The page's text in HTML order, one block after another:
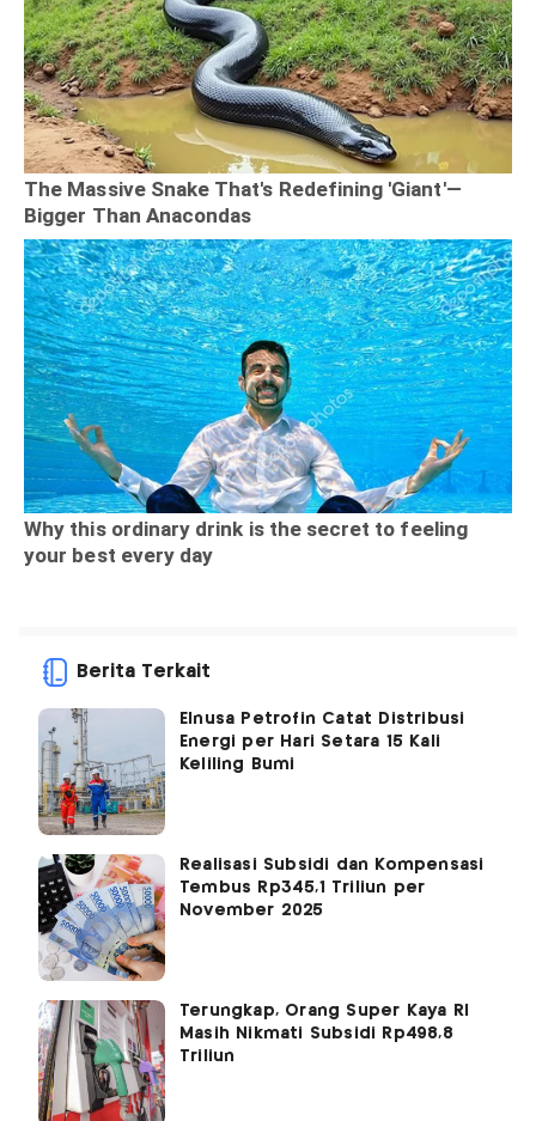
Berita Terkait
Elnusa Petrofin Catat Distribusi
Energi per Hari Setara 15 Kali
Keliling Bumi
Realisasi Subsidi dan Kompensasi
Tembus Rp345,1 Triliun per
November 2025
Terungkap, Orang Super Kaya RI
Masih Nikmati Subsidi Rp498,8
Triliun